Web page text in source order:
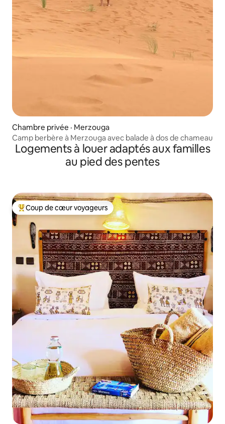
Chambre privée · Merzouga
Camp berbère à Merzouga avec balade à dos de chameau
Logements à louer adaptés aux familles
au pied des pentes
Coup de cœur voyageurs parmi les plus aimés
Coup de cœur voyageurs